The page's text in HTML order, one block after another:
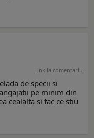
Link la comentariu
de specii si
pe minim din
cealalta si fac ce stiu